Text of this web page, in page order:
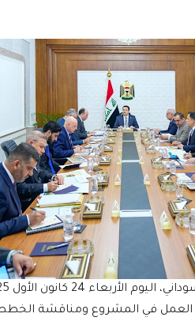
العمل في المشروع ومناقشة الخطط